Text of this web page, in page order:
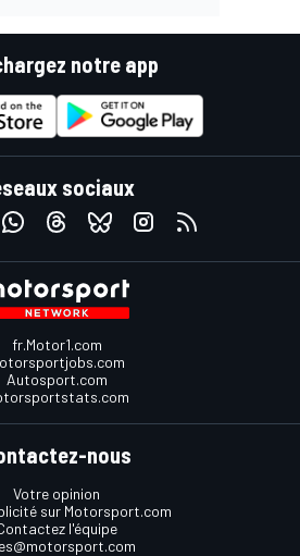
notre app
sociaux
fr.Motor1.com
Autosport.com
nous
Votre opinion
sur Motorsport.com
l'équipe